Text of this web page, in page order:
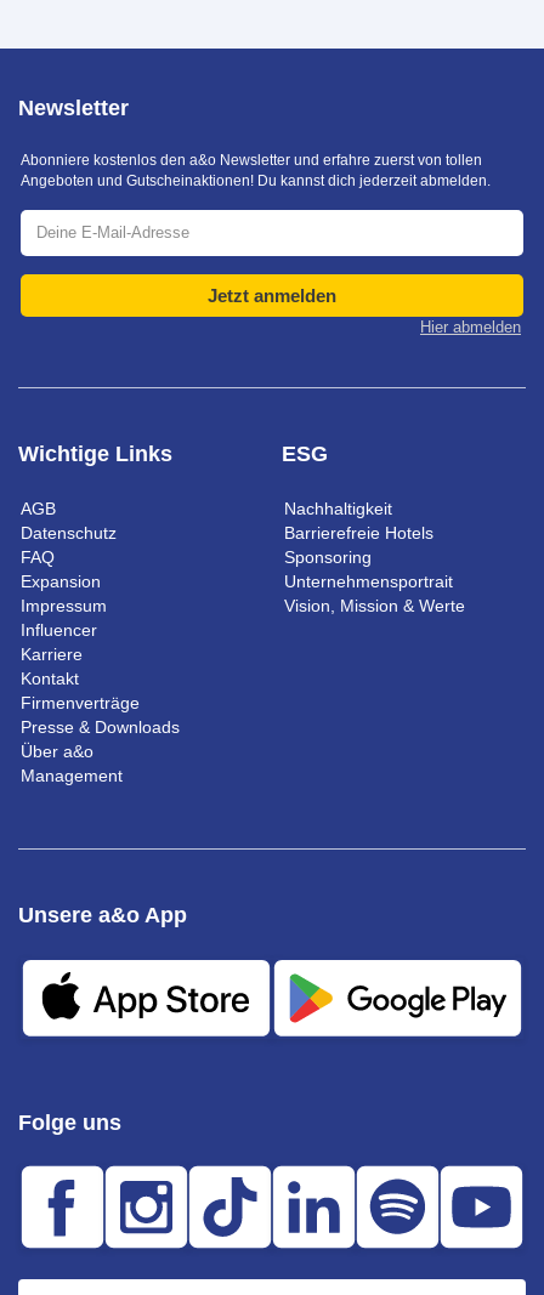
Wichtige Links
AGB
Datenschutz
FAQ
Expansion
Impressum
Influencer
Karriere
Kontakt
Firmenverträge
Presse & Downloads
Über a&o
Management
ESG
Nachhaltigkeit
Barrierefreie Hotels
Sponsoring
Unternehmensportrait
Vision, Mission & Werte
Newsletter
Abonniere kostenlos den a&o Newsletter und erfahre zuerst von tollen
Angeboten und Gutscheinaktionen! Du kannst dich jederzeit abmelden.
Jetzt anmelden
Hier abmelden
Folge uns
Unsere a&o App